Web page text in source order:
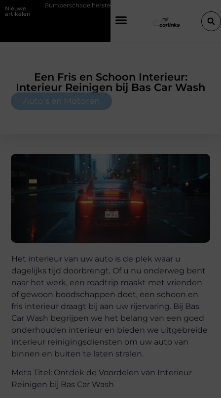
Nieuwe
artikelen
herstellen: repareren of de bumper vervangen?
Een Fris en Schoon Interieur:
Interieur Reinigen bij Bas Car Wash
Auto’s en Motoren
Het interieur van uw auto is de plek waar u
dagelijks tijd doorbrengt. Of u nu onderweg bent
naar het werk, een roadtrip maakt met vrienden
of gewoon boodschappen doet, een schoon en
fris interieur draagt bij aan uw rijervaring. Bij Bas
Car Wash begrijpen we het belang van een goed
onderhouden interieur en bieden we uitgebreide
interieur reinigingsdiensten om uw auto van
binnen en buiten te laten stralen.
Meta Titel: Ontdek de Voordelen van Interieur
Reinigen bij Bas Car Wash